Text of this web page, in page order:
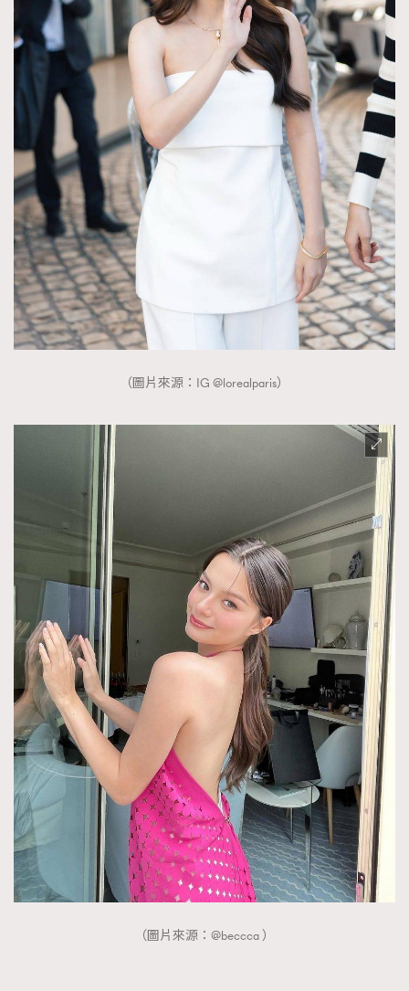
（圖片來源：IG @lorealparis）
（圖片來源：@beccca ）